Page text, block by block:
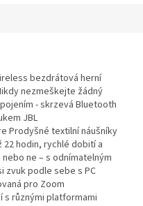
bezdrátová herní
nezmeškejte žádný
- skrzevá Bluetooth
JBL
Prodyšné textilní náušníky
hodin, rychlé dobití a
ne – s odnímatelným
zvuk podle sebe s PC
pro Zoom
s různými platformami